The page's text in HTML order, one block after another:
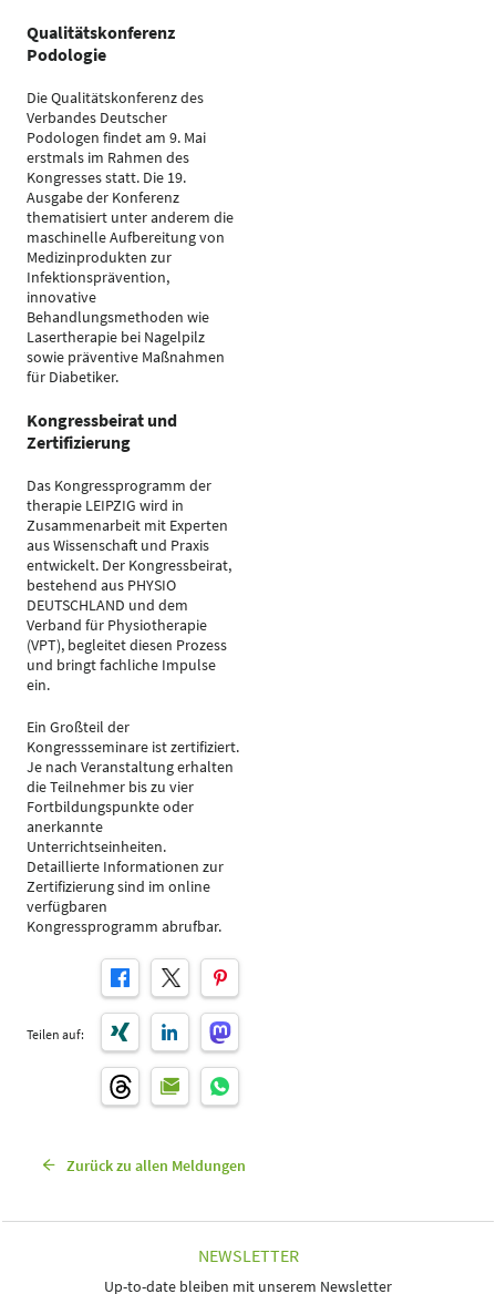
Qualitätskonferenz
Podologie
Die Qualitätskonferenz des
Verbandes Deutscher
Podologen findet am 9. Mai
erstmals im Rahmen des
Kongresses statt. Die 19.
Ausgabe der Konferenz
thematisiert unter anderem die
maschinelle Aufbereitung von
Medizinprodukten zur
Infektionsprävention,
innovative
Behandlungsmethoden wie
Lasertherapie bei Nagelpilz
sowie präventive Maßnahmen
für Diabetiker.
Kongressbeirat und
Zertifizierung
Das Kongressprogramm der
therapie LEIPZIG wird in
Zusammenarbeit mit Experten
aus Wissenschaft und Praxis
entwickelt. Der Kongressbeirat,
bestehend aus PHYSIO
DEUTSCHLAND und dem
Verband für Physiotherapie
(VPT), begleitet diesen Prozess
und bringt fachliche Impulse
ein.
Ein Großteil der
Kongressseminare ist zertifiziert.
Je nach Veranstaltung erhalten
die Teilnehmer bis zu vier
Fortbildungspunkte oder
anerkannte
Unterrichtseinheiten.
Detaillierte Informationen zur
Zertifizierung sind im online
verfügbaren
Kongressprogramm abrufbar.
Teilen auf:
Zurück zu allen Meldungen
NEWSLETTER
Up-to-date bleiben mit unserem Newsletter